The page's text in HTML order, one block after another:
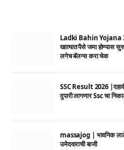
Ladki Bahin Yojana
खात्यात पैसे जमा होण्यास
लगेच बॅलन्स करा चेक
SSC Result 2026
दुपारी लागणार Ssc चा
massajog | भावनिक
उमेदवाराची बाजी